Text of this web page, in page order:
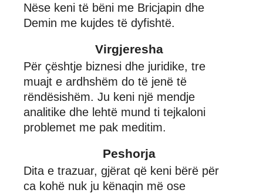
Nëse keni të bëni me Bricjapin dhe
Demin me kujdes të dyfishtë.
Virgjeresha
Për çështje biznesi dhe juridike, tre
muajt e ardhshëm do të jenë të
rëndësishëm. Ju keni një mendje
analitike dhe lehtë mund ti tejkaloni
problemet me pak meditim.
Peshorja
Dita e trazuar, gjërat që keni bërë për
ca kohë nuk ju kënaqin më ose